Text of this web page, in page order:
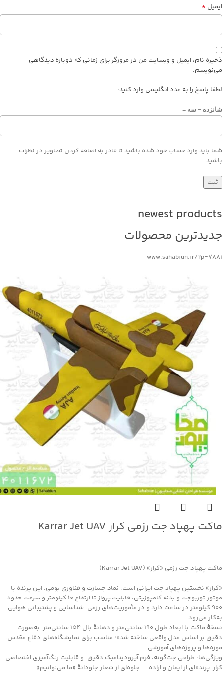
ایمیل *
ذخیره نام، ایمیل و وبسایت من در مرورگر برای زمانی که دوباره دیدگاهی
می‌نویسم.
لطفا پاسخ را به عدد انگلیسی وارد کنید:
شانزده − سه =
شما باید وارد حساب خود شده باشید تا قادر به اضافه کردن تصاویر در نظرات
باشید.
newest products
جدیدترین محصولات
www.sahabiun.ir/?p=7881
ماکت پهپاد جت رزمی کرار Karrar Jet UAV
ماکت پهپاد جت رزمی «کرار» (Karrar Jet UAV)
«کرار» نخستین پهپاد جت ایرانی است؛ نماد جسارت و فناوری بومی. این پرنده با
موتور توربوجت و بدنه کامپوزیتی، قابلیت پرواز تا ارتفاع ۱۰ کیلومتر و سرعت حدود
۹۰۰ کیلومتر در ساعت دارد و در مأموریت‌های رزمی، شناسایی و پشتیبانی هوایی
به‌کار می‌رود.
نسخهٔ ماکت با ابعاد طول 190 سانتی‌متر و دهانهٔ بال 154 سانتی‌متر، به‌صورت
دقیق بر اساس مدل واقعی ساخته شده؛ مناسب برای نمایشگاه‌های دفاع مقدس،
موزه‌ها و پروژه‌های آموزشی.
ویژگی‌ها: طراحی جت‌گونه، فرم آیرودینامیک دقیق، و قابلیت رنگ‌آمیزی اختصاصی.
کرار، پرنده‌ای از ایمان و اراده— جلوه‌ای از شعار جاودانۀ «ما می‌توانیم».